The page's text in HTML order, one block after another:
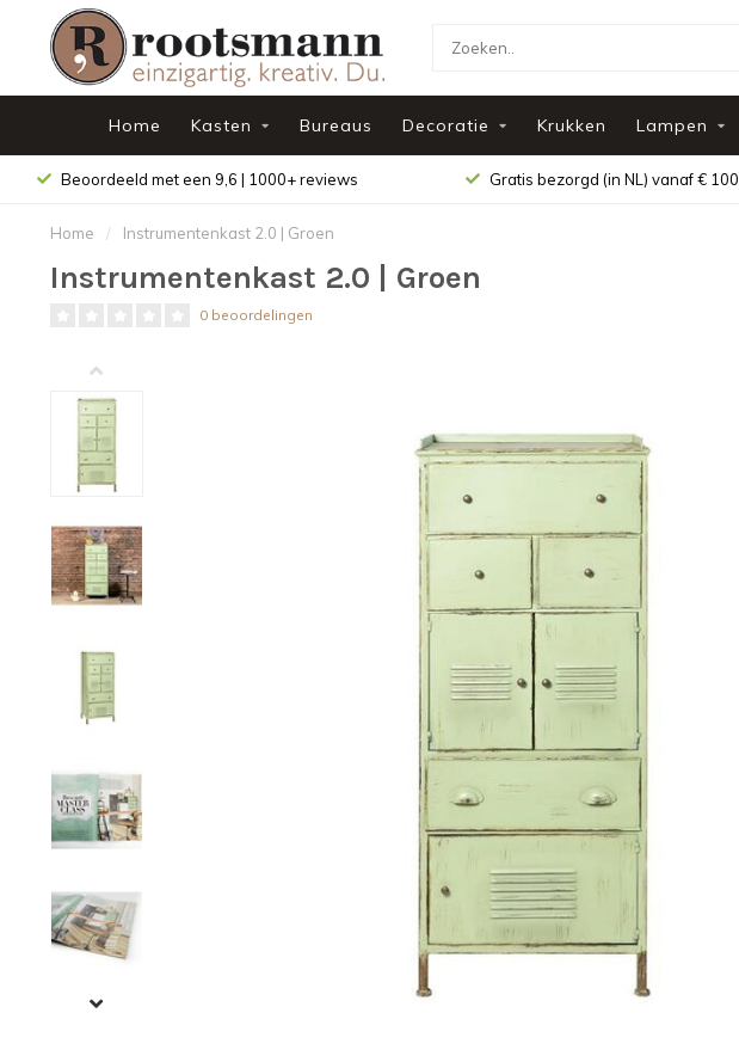
Home Kasten Bureaus Decoratie Krukken Lampen
Beoordeeld met een 9,6 | 1000+ reviews Gratis bezorgd (in NL) vanaf € 100
Home / Instrumentenkast 2.0 | Groen
Instrumentenkast 2.0 | Groen
0 beoordelingen